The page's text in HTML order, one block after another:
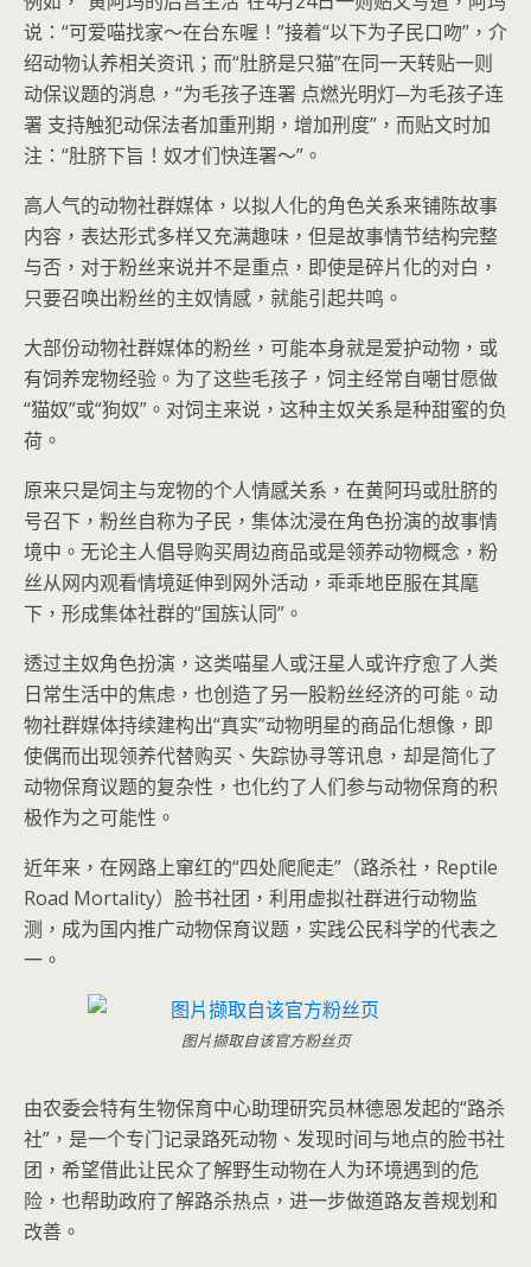
说：“可爱喵找家～在台东喔！”接着“以下为子民口吻”，介
绍动物认养相关资讯；而“肚脐是只猫”在同一天转贴一则
动保议题的消息，“为毛孩子连署 点燃光明灯─为毛孩子连
署 支持触犯动保法者加重刑期，增加刑度”，而贴文时加
注：“肚脐下旨！奴才们快连署～”。
高人气的动物社群媒体，以拟人化的角色关系来铺陈故事
内容，表达形式多样又充满趣味，但是故事情节结构完整
与否，对于粉丝来说并不是重点，即使是碎片化的对白，
只要召唤出粉丝的主奴情感，就能引起共鸣。
大部份动物社群媒体的粉丝，可能本身就是爱护动物，或
有饲养宠物经验。为了这些毛孩子，饲主经常自嘲甘愿做
“猫奴”或“狗奴”。对饲主来说，这种主奴关系是种甜蜜的负
荷。
原来只是饲主与宠物的个人情感关系，在黄阿玛或肚脐的
号召下，粉丝自称为子民，集体沈浸在角色扮演的故事情
境中。无论主人倡导购买周边商品或是领养动物概念，粉
丝从网内观看情境延伸到网外活动，乖乖地臣服在其麾
下，形成集体社群的“国族认同”。
透过主奴角色扮演，这类喵星人或汪星人或许疗愈了人类
日常生活中的焦虑，也创造了另一股粉丝经济的可能。动
物社群媒体持续建构出“真实”动物明星的商品化想像，即
使偶而出现领养代替购买、失踪协寻等讯息，却是简化了
动物保育议题的复杂性，也化约了人们参与动物保育的积
极作为之可能性。
近年来，在网路上窜红的“四处爬爬走”（路杀社，Reptile
Road Mortality）脸书社团，利用虚拟社群进行动物监
测，成为国内推广动物保育议题，实践公民科学的代表之
一。
图片撷取自该官方粉丝页
由农委会特有生物保育中心助理研究员林德恩发起的“路杀
社”，是一个专门记录路死动物、发现时间与地点的脸书社
团，希望借此让民众了解野生动物在人为环境遇到的危
险，也帮助政府了解路杀热点，进一步做道路友善规划和
改善。